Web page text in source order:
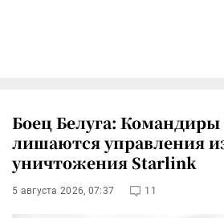
Боец Белуга:
лишаются управления
уничтожения Starlink
5 августа 2026, 07:37 11